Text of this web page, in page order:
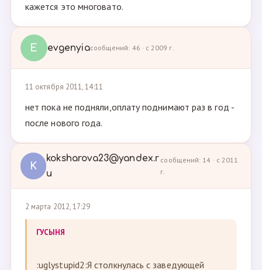
кажется это многовато.
E evgenyiaсообщений: 46 · с 2009 г.
11 октября 2011, 14:11
нет пока не подняли,оплату поднимают раз в год -
после нового года.
K
koksharova23@yandex.r
u
сообщений: 14 · с 2011
г.
2 марта 2012, 17:29
ГУСЫНЯ
:uglystupid2:Я столкнулась с заведующей